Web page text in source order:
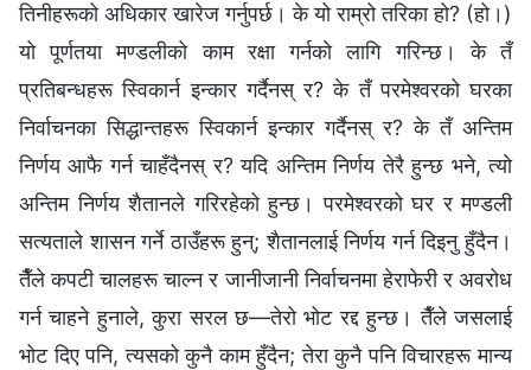
तिनीहरूको अधिकार खारेज गर्नुपर्छ। के यो राम्रो तरिका हो? (हो।)
यो पूर्णतया मण्डलीको काम रक्षा गर्नको लागि गरिन्छ। के तँ
प्रतिबन्धहरू स्विकार्न इन्कार गर्दैनस् र? के तँ परमेश्‍वरको घरका
निर्वाचनका सिद्धान्तहरू स्विकार्न इन्कार गर्दैनस् र? के तँ अन्तिम
निर्णय आफै गर्न चाहँदैनस् र? यदि अन्तिम निर्णय तेरै हुन्छ भने, त्यो
अन्तिम निर्णय शैतानले गरिरहेको हुन्छ। परमेश्‍वरको घर र मण्डली
सत्यताले शासन गर्ने ठाउँहरू हुन्; शैतानलाई निर्णय गर्न दिइनु हुँदैन।
तैँले कपटी चालहरू चाल्‍न र जानीजानी निर्वाचनमा हेराफेरी र अवरोध
गर्न चाहने हुनाले, कुरा सरल छ—तेरो भोट रद्द हुन्छ। तैँले जसलाई
भोट दिए पनि, त्यसको कुनै काम हुँदैन; तेरा कुनै पनि विचारहरू मान्य